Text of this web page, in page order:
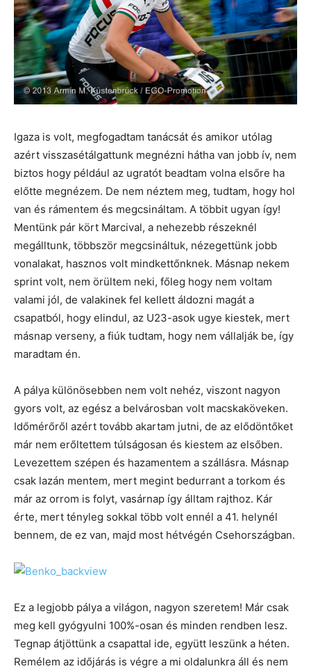
Igaza is volt, megfogadtam tanácsát és amikor utólag
azért visszasétálgattunk megnézni hátha van jobb ív, nem
biztos hogy például az ugratót beadtam volna elsőre ha
előtte megnézem. De nem néztem meg, tudtam, hogy hol
van és rámentem és megcsináltam. A többit ugyan így!
Mentünk pár kört Marcival, a nehezebb részeknél
megálltunk, többször megcsináltuk, nézegettünk jobb
vonalakat, hasznos volt mindkettőnknek. Másnap nekem
sprint volt, nem örültem neki, főleg hogy nem voltam
valami jól, de valakinek fel kellett áldozni magát a
csapatból, hogy elindul, az U23-asok ugye kiestek, mert
másnap verseny, a fiúk tudtam, hogy nem vállalják be, így
maradtam én.
A pálya különösebben nem volt nehéz, viszont nagyon
gyors volt, az egész a belvárosban volt macskaköveken.
Időmérőről azért tovább akartam jutni, de az elődöntőket
már nem erőltettem túlságosan és kiestem az elsőben.
Levezettem szépen és hazamentem a szállásra. Másnap
csak lazán mentem, mert megint bedurrant a torkom és
már az orrom is folyt, vasárnap így álltam rajthoz. Kár
érte, mert tényleg sokkal több volt ennél a 41. helynél
bennem, de ez van, majd most hétvégén Csehországban.
Ez a legjobb pálya a világon, nagyon szeretem! Már csak
meg kell gyógyulni 100%-osan és minden rendben lesz.
Tegnap átjöttünk a csapattal ide, együtt leszünk a héten.
Remélem az időjárás is végre a mi oldalunkra áll és nem